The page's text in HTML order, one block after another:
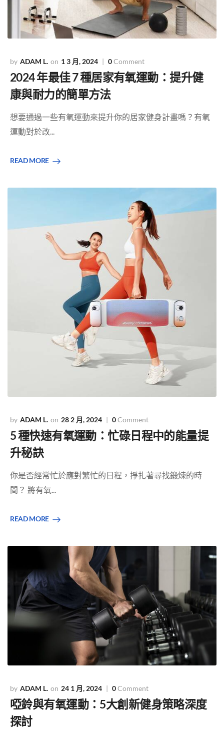
ADAM L. 1 3 月, 2024 0Comment
2024 年最佳 7 種居家有氧運動：提升健
康與耐力的簡單方法
想要通過一些有氧運動來提升你的居家健身計畫嗎？有氧
運動對於改...
READ MORE
ADAM L. 28 2 月, 2024 0Comment
5 種快速有氧運動：忙碌日程中的能量提
升秘訣
你是否經常忙於應對繁忙的日程，掙扎著尋找鍛煉的時
間？ 將有氧...
READ MORE
ADAM L. 24 1 月, 2024 0Comment
啞鈴與有氧運動：5大創新健身策略深度
探討